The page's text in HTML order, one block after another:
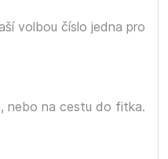
volbou číslo jedna pro
nebo na cestu do fitka.